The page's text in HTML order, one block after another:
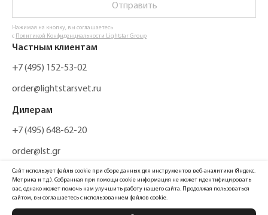
Отправить
Нажимая на кнопку, вы соглашаетесь
с Политикой Конфиденциальности Lightstar Group
Частным клиентам
+7 (495) 152-53-02
order@lightstarsvet.ru
Дилерам
+7 (495) 648-62-20
order@lst.gr
Сайт использует файлы cookie при сборе данных для инструментов веб-аналитики (Яндекс.
Метрика и т.д.). Собранная при помощи cookie информация не может идентифицировать
вас, однако может помочь нам улучшить работу нашего сайта. Продолжая пользоваться
сайтом, вы соглашаетесь с использованием файлов cookie.